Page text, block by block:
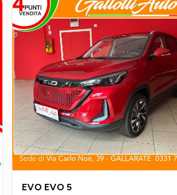
EVO EVO 5